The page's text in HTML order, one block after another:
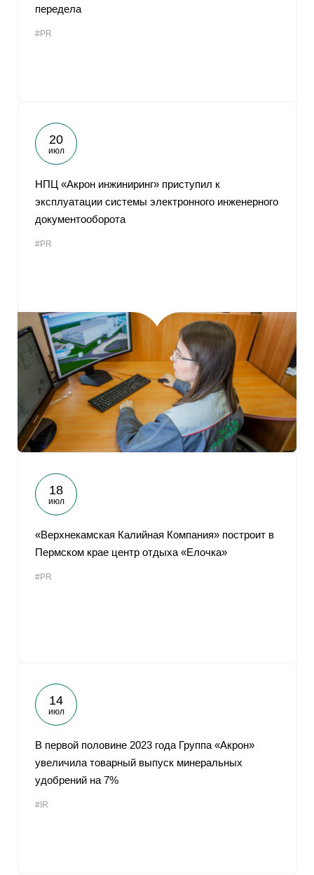
передела
#PR
20
июл
НПЦ «Акрон инжиниринг» приступил к
эксплуатации системы электронного инженерного
документооборота
#PR
18
июл
«Верхнекамская Калийная Компания» построит в
Пермском крае центр отдыха «Елочка»
#PR
14
июл
В первой половине 2023 года Группа «Акрон»
увеличила товарный выпуск минеральных
удобрений на 7%
#IR